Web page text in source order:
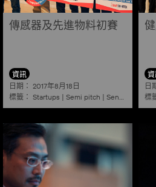
傳感器及先進物料初賽
資訊
日期： 2017年8月18日
標籤： Startups | Semi pitch | Sensors
日
標